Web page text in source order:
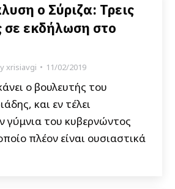
ο Σύριζα: Τρεις
σε εκδήλωση στο
xrisiavgi 11/02/2019
ο βουλευτής του
και εν τέλει
γύμνια του κυβερνώντος
πλέον είναι ουσιαστικά